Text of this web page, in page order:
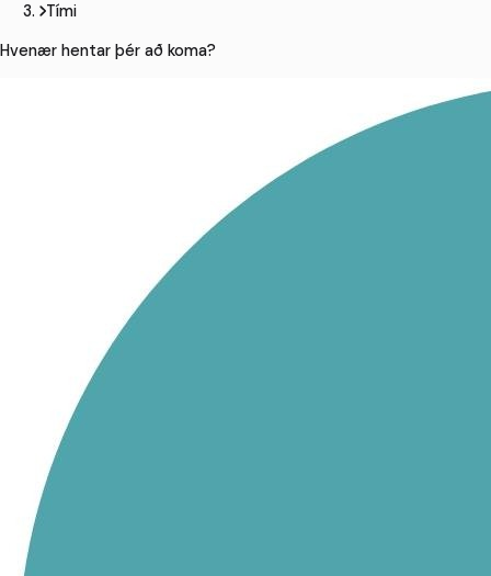
Tími
Hvenær hentar þér að koma?